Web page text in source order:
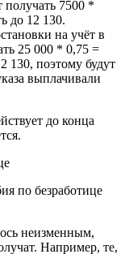
получать 7500 *
до 12 130.
на учёт в
25 000 * 0,75 =
130, поэтому будут
выплачивали
до конца
по безработице
неизменным,
Например, те,